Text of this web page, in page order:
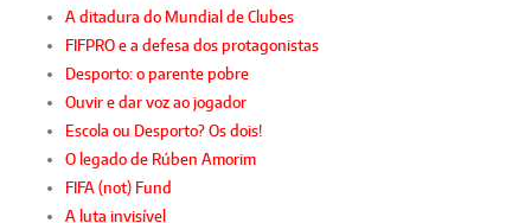
A ditadura do Mundial de Clubes
FIFPRO e a defesa dos protagonistas
Desporto: o parente pobre
Ouvir e dar voz ao jogador
Escola ou Desporto? Os dois!
O legado de Rúben Amorim
FIFA (not) Fund
A luta invisível